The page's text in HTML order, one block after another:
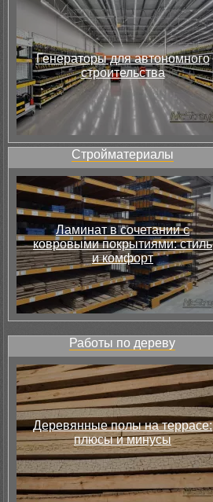
Генераторы для автономного
строительства
Стройматериалы
Ламинат в сочетании с
ковровыми покрытиями: стиль
и комфорт
Работы по дереву
Деревянные полы на террасе:
плюсы и минусы